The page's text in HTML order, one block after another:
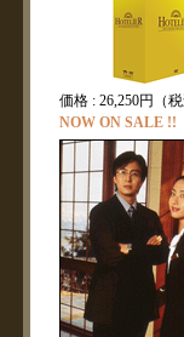
価格 : 26,250円（税
NOW ON SALE !!